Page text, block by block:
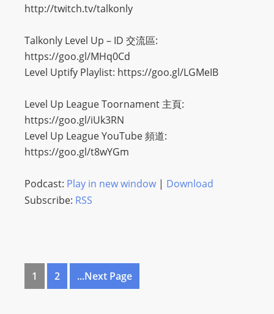
http://twitch.tv/talkonly
Talkonly Level Up – ID 交流區:
https://goo.gl/MHq0Cd
Level Uptify Playlist: https://goo.gl/LGMeIB
Level Up League Toornament 主頁:
https://goo.gl/iUk3RN
Level Up League YouTube 頻道:
https://goo.gl/t8wYGm
Podcast: Play in new window| Download
Subscribe: RSS
1 2 ...Next Page